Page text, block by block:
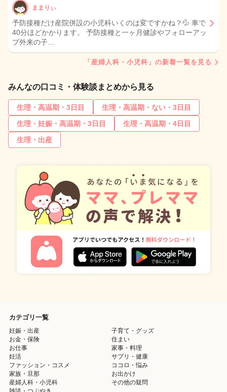
ままりぃ
予防接種だけ産院併設の小児科いくのは変ですかね？💦 車で
40分ほどかかります。 予防接種と一ヶ月健診やフォローアッ
プ外来の子…
「産婦人科・小児科」の新着一覧を見る
みんなの口コミ・体験談まとめから見る
生理・高温期・3日目
生理・高温期・ない・3日目
生理・妊娠・高温期・3日目
生理・高温期・4日目
生理・出産
カテゴリ一覧
妊娠・出産
子育て・グッズ
お金・保険
住まい
お仕事
家事・料理
妊活
サプリ・健康
ファッション・コスメ
ココロ・悩み
家族・旦那
お出かけ
産婦人科・小児科
その他の疑問